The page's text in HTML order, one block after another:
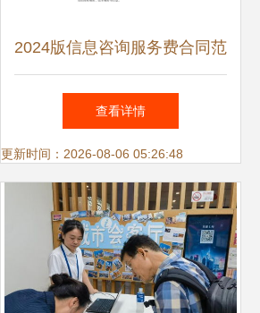
2024版信息咨询服务费合同范
本
查看详情
更新时间：2026-08-06 05:26:48